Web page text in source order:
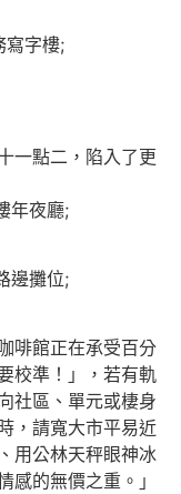
字樓;
一點二，陷入了更
年夜廳;
邊攤位;
啡館正在承受百分
校準！」，若有軌
社區、單元或棲身
，請寬大市平易近
用公林天秤眼神冰
感的無價之重。」